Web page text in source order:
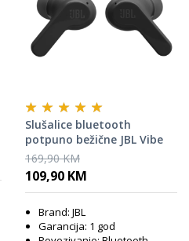
Slušalice bluetooth
potpuno bežične JBL Vibe
BEAM crne
169,90 KM
109,90 KM
Brand: JBL
Garancija: 1 god